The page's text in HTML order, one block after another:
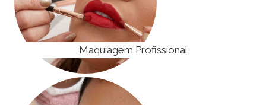
Maquiagem Profissional